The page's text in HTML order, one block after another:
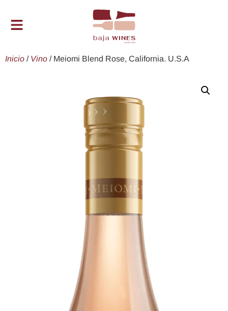
Inicio / Vino / Meiomi Blend Rose, California. U.S.A